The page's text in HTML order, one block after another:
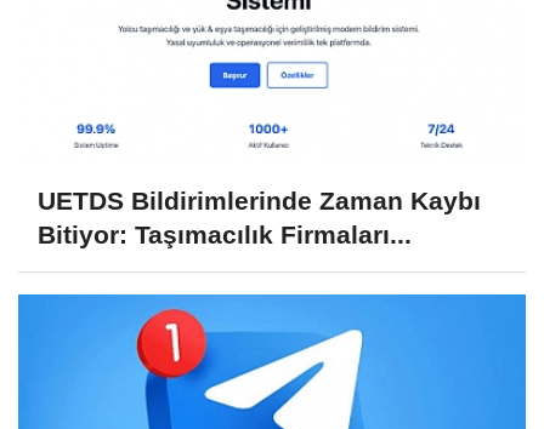
UETDS Bildirimlerinde Zaman Kaybı
Bitiyor: Taşımacılık Firmaları...